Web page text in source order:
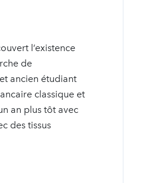
l’existence
de
ancien étudiant
classique et
an plus tôt avec
des tissus